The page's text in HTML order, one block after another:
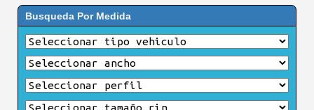
Busqueda Por Medida